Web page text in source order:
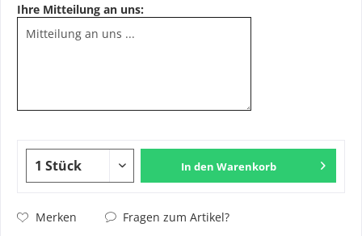
Ihre Mitteilung an uns:
In den Warenkorb
Merken Fragen zum Artikel?